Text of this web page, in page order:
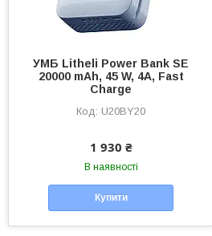
УМБ Litheli Power Bank SE
20000 mAh, 45 W, 4А, Fast
Charge
U20BY20
1 930 ₴
В наявності
Купити